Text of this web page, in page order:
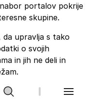
portalov pokrije
skupine.
da upravlja s tako
o svojih
in jih ne deli in
Slovencev in